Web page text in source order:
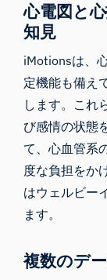
心電図と
知見
iMotionsは、
定機能も備え
します。これ
び感情の状態
て、心血管系
度な負担をか
はウェルビー
ます。
複数のデ